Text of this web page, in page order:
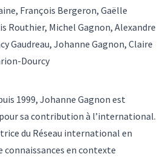
François Bergeron, Gaëlle
Routhier, Michel Gagnon, Alexandre
Gaudreau, Johanne Gagnon, Claire
Dourcy
1999, Johanne Gagnon est
sa contribution à l’international.
du Réseau international en
en contexte